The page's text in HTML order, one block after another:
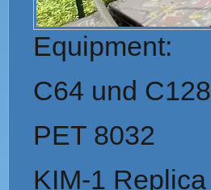
Equipment:
C64 und C128
PET 8032
KIM-1 Replica